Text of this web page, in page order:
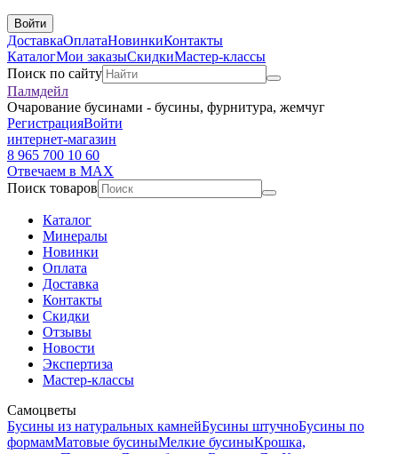
Войти
ДоставкаОплатаНовинкиКонтакты
КаталогМои заказыСкидкиМастер-классы
Поиск по сайту
Палмдейл
Очарование бусинами - бусины, фурнитура, жемчуг
РегистрацияВойти
интернет-магазин
8 965 700 10 60
Отвечаем в MAX
Поиск товаров
Каталог
Минералы
Новинки
Оплата
Доставка
Контакты
Скидки
Отзывы
Новости
Экспертиза
Мастер-классы
Самоцветы
Бусины из натуральных камнейБусины штучноБусины по
формамМатовые бусиныМелкие бусиныКрошка,